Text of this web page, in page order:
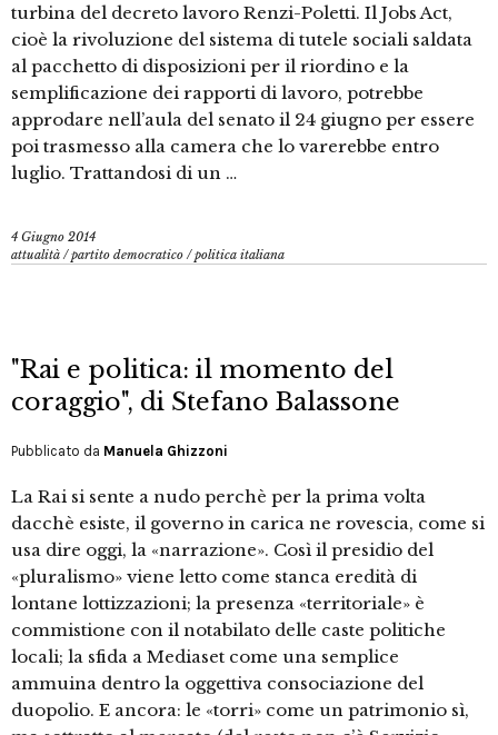
turbina del decreto lavoro Renzi-Poletti. Il Jobs Act,
cioè la rivoluzione del sistema di tutele sociali saldata
al pacchetto di disposizioni per il riordino e la
semplificazione dei rapporti di lavoro, potrebbe
approdare nell’aula del senato il 24 giugno per essere
poi trasmesso alla camera che lo varerebbe entro
luglio. Trattandosi di un …
4 Giugno 2014
attualità /partito democratico /politica italiana
"Rai e politica: il momento del
coraggio", di Stefano Balassone
Pubblicato da Manuela Ghizzoni
La Rai si sente a nudo perchè per la prima volta
dacchè esiste, il governo in carica ne rovescia, come si
usa dire oggi, la «narrazione». Così il presidio del
«pluralismo» viene letto come stanca eredità di
lontane lottizzazioni; la presenza «territoriale» è
commistione con il notabilato delle caste politiche
locali; la sfida a Mediaset come una semplice
ammuina dentro la oggettiva consociazione del
duopolio. E ancora: le «torri» come un patrimonio sì,